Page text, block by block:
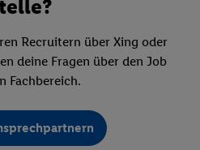
Recruitern über Xing oder
deine Fragen über den Job
Fachbereich.